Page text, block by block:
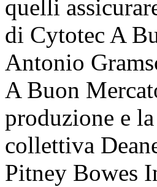
quelli
di Cytotec A
Antonio
A Buon
produzione e
collettiva
Pitney Bowes